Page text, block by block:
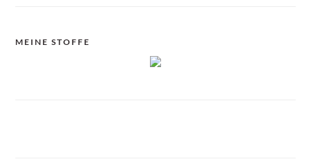
MEINE STOFFE